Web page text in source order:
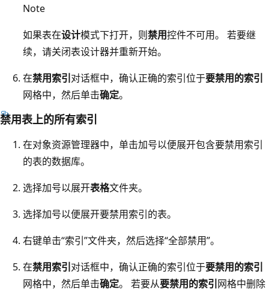
Note
如果表在设计模式下打开，则禁用控件不可用。 若要继
续，请关闭表设计器并重新开始。
在禁用索引对话框中，确认正确的索引位于要禁用的索引
网格中，然后单击确定。
禁用表上的所有索引
在对象资源管理器中，单击加号以便展开包含要禁用索引
的表的数据库。
选择加号以展开表格文件夹。
选择加号以便展开要禁用索引的表。
右键单击“索引”文件夹，然后选择“全部禁用”。
在禁用索引对话框中，确认正确的索引位于要禁用的索引
网格中，然后单击确定。 若要从要禁用的索引网格中删除